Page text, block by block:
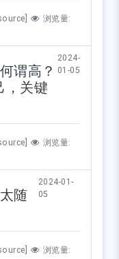
浏览量:
谓高？
，关键
2024-
01-05
浏览量:
随
2024-01-
05
浏览量: